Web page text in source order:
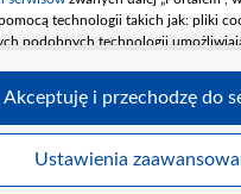
technologii takich jak: pliki
podobnych technologii
zbierane podczas odwiedzania
Ustawienia
Akceptuję i przechodzę do